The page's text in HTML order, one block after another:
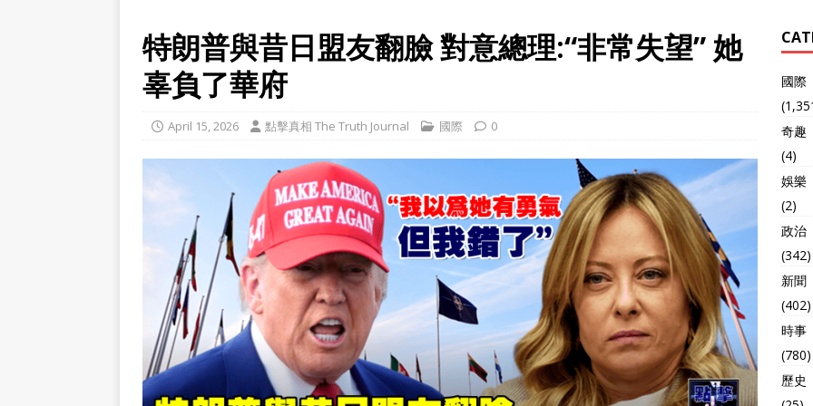
特朗普與昔日盟友翻臉 對意總理:“非常失望” 她
辜負了華府
April 15, 2026 點擊真相 The Truth Journal 國際 0
國際
奇趣
(4)
娛樂
(2)
政治
(342)
新聞
(402)
時事
(780)
歷史